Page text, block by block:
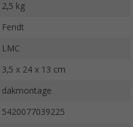
2,5 kg
Fendt
LMC
3,5 x 24 x 13 cm
dakmontage
5420077039225